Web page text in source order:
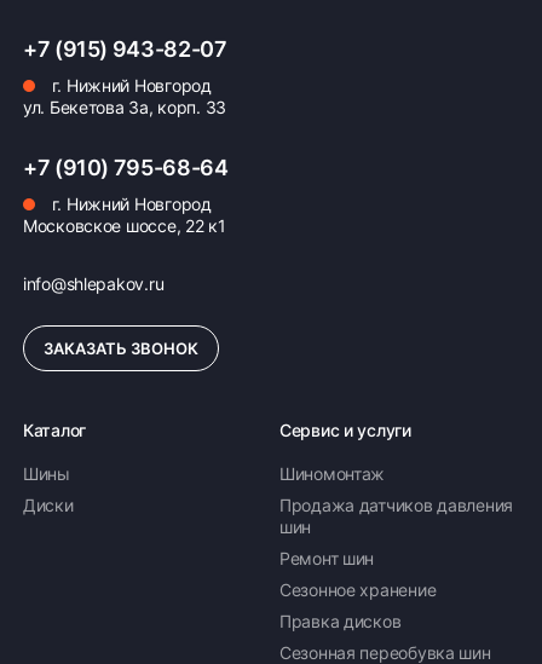
+7 (915) 943-82-07
г. Нижний Новгород
ул. Бекетова 3а, корп. 33
+7 (910) 795-68-64
г. Нижний Новгород
Московское шоссе, 22 к1
info@shlepakov.ru
ЗАКАЗАТЬ ЗВОНОК
Каталог
Шины
Диски
Сервис и услуги
Шиномонтаж
Продажа датчиков давления
шин
Ремонт шин
Сезонное хранение
Правка дисков
Сезонная переобувка шин